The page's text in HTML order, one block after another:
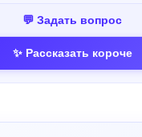
💬 Задать вопрос
✨ Рассказать короче